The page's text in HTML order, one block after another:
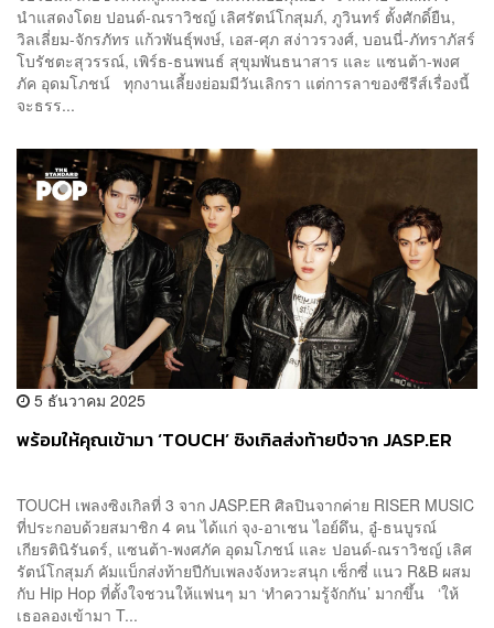
นำแสดงโดย ปอนด์-ณราวิชญ์ เลิศรัตน์โกสุมภ์, ภูวินทร์ ตั้งศักดิ์ยืน,
วิลเลี่ยม-จักรภัทร แก้วพันธุ์พงษ์, เอส-ศุภ สง่าวรวงศ์, บอนนี่-ภัทราภัสร์
โบรัชตะสุวรรณ์, เพิร์ธ-ธนพนธ์ สุขุมพันธนาสาร และ แซนต้า-พงศ
ภัค อุดมโภชน์ ทุกงานเลี้ยงย่อมมีวันเลิกรา แต่การลาของซีรีส์เรื่องนี้
จะธรร...
5 ธันวาคม 2025
พร้อมให้คุณเข้ามา ‘TOUCH’ ซิงเกิลส่งท้ายปีจาก JASP.ER
TOUCH เพลงซิงเกิลที่ 3 จาก JASP.ER ศิลปินจากค่าย RISER MUSIC
ที่ประกอบด้วยสมาชิก 4 คน ได้แก่ จุง-อาเชน ไอย์ดึน, อู๋-ธนบูรณ์
เกียรตินิรันดร์, แซนต้า-พงศภัค อุดมโภชน์ และ ปอนด์-ณราวิชญ์ เลิศ
รัตน์โกสุมภ์ คัมแบ็กส่งท้ายปีกับเพลงจังหวะสนุก เซ็กซี่ แนว R&B ผสม
กับ Hip Hop ที่ตั้งใจชวนให้แฟนๆ มา ‘ทำความรู้จักกัน’ มากขึ้น ‘ให้
เธอลองเข้ามา T...